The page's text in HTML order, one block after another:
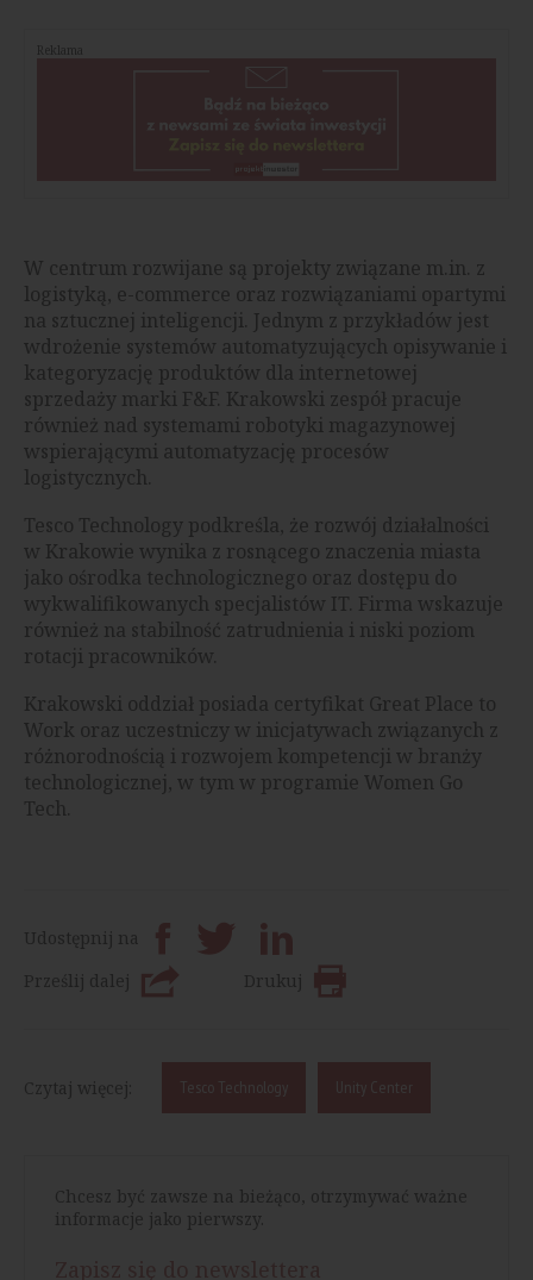
Reklama
W centrum rozwijane są projekty związane m.in. z
logistyką, e-commerce oraz rozwiązaniami opartymi
na sztucznej inteligencji. Jednym z przykładów jest
wdrożenie systemów automatyzujących opisywanie i
kategoryzację produktów dla internetowej
sprzedaży marki F&F. Krakowski zespół pracuje
również nad systemami robotyki magazynowej
wspierającymi automatyzację procesów
logistycznych.
Tesco Technology podkreśla, że rozwój działalności
w Krakowie wynika z rosnącego znaczenia miasta
jako ośrodka technologicznego oraz dostępu do
wykwalifikowanych specjalistów IT. Firma wskazuje
również na stabilność zatrudnienia i niski poziom
rotacji pracowników.
Krakowski oddział posiada certyfikat Great Place to
Work oraz uczestniczy w inicjatywach związanych z
różnorodnością i rozwojem kompetencji w branży
technologicznej, w tym w programie Women Go
Tech.
Udostępnij na
Prześlij dalej
Drukuj
Czytaj więcej: Tesco Technology Unity Center
Chcesz być zawsze na bieżąco, otrzymywać ważne
informacje jako pierwszy.